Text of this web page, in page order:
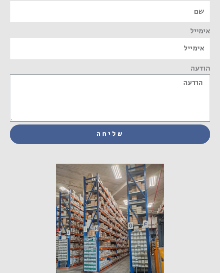
אימייל
הודעה
שליחה